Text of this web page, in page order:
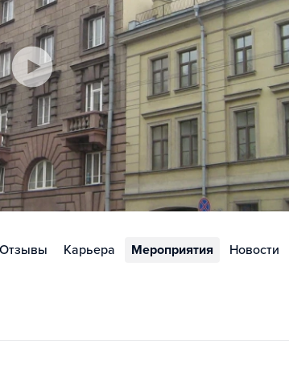
Отзывы Карьера Мероприятия Новости